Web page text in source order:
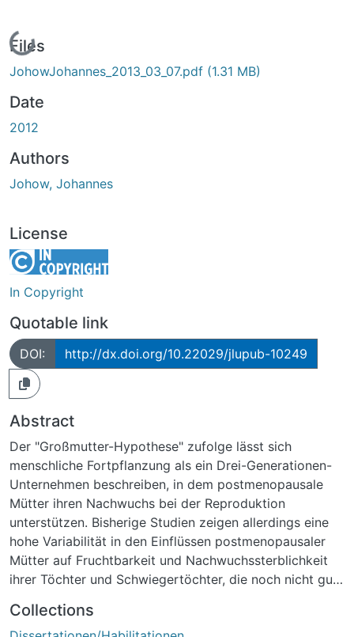
Loading...
Files
JohowJohannes_2013_03_07.pdf (1.31 MB)
Date
2012
Authors
Johow, Johannes
License
In Copyright
Quotable link
DOI: http://dx.doi.org/10.22029/jlupub-10249
Abstract
Der "Großmutter-Hypothese" zufolge lässt sich
menschliche Fortpflanzung als ein Drei-Generationen-
Unternehmen beschreiben, in dem postmenopausale
Mütter ihren Nachwuchs bei der Reproduktion
unterstützen. Bisherige Studien zeigen allerdings eine
hohe Variabilität in den Einflüssen postmenopausaler
Mütter auf Fruchtbarkeit und Nachwuchssterblichkeit
ihrer Töchter und Schwiegertöchter, die noch nicht gut
zu untersuchen, wurden rekonstituierte Familiendaten
Collections